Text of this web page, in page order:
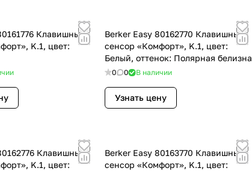
Клавишный
K.1, цвет:
Berker Easy 80162770 Клавишный
сенсор «Комфорт», K.1, цвет:
Белый, оттенок: Полярная белизна
0 0 В наличии
Узнать цену
Клавишный
K.1, цвет:
Berker Easy 80163770 Клавишный
сенсор «Комфорт», K.1, цвет: